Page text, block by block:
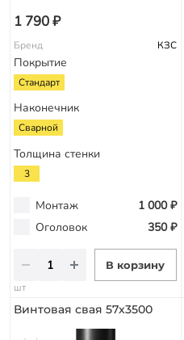
1 790 ₽
Бренд КЗС
Покрытие
Стандарт
Наконечник
Сварной
Толщина стенки
3
Монтаж
1 000 ₽
Оголовок
350 ₽
В корзину
шт
Винтовая свая 57х3500